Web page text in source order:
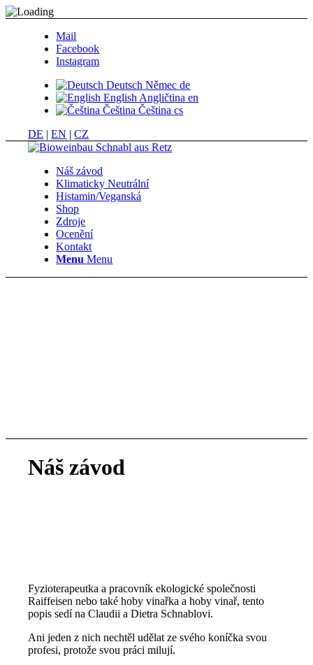
Mail
Facebook
Instagram
Deutsch Němec de
English Angličtina en
Čeština Čeština cs
DE |EN |CZ
Náš závod
Klimaticky Neutrální
Histamin/Veganská
Shop
Zdroje
Ocenění
Kontakt
Menu Menu
Náš závod
Fyzioterapeutka a pracovník ekologické společnosti
Raiffeisen nebo také hoby vinařka a hoby vinař, tento
popis sedí na Claudii a Dietra Schnablovi.
Ani jeden z nich nechtěl udělat ze svého koníčka svou
profesi, protože svou práci milují.